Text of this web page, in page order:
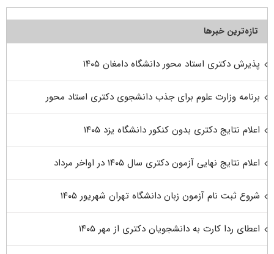
تازه‌ترین خبرها
پذیرش دکتری استاد محور دانشگاه دامغان ۱۴۰۵
برنامه وزارت علوم برای جذب دانشجوی دکتری استاد محور
اعلام نتایج دکتری بدون کنکور دانشگاه یزد ۱۴۰۵
اعلام نتایج نهایی آزمون دکتری سال ۱۴۰۵ در اواخر مرداد
شروع ثبت نام آزمون زبان دانشگاه تهران شهریور ۱۴۰۵
اعطای ردا کارت به دانشجویان دکتری از مهر ۱۴۰۵